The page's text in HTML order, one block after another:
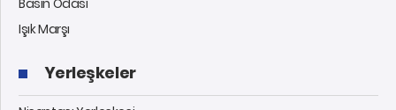
Basın Odası
Işık Marşı
Yerleşkeler